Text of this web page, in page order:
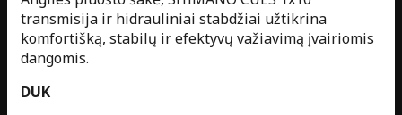
transmisija ir hidrauliniai stabdžiai užtikrina
komfortišką, stabilų ir efektyvų važiavimą įvairiomis
dangomis.
DUK